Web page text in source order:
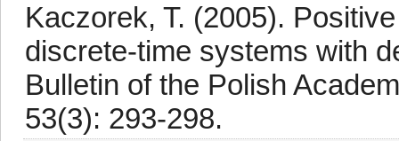
Kaczorek, T. (2005).
discrete-time systems with
Bulletin of the Polish
53(3): 293-298.